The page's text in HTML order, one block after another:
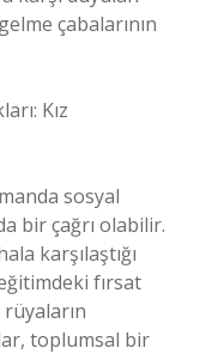
çabalarının
Kız
sosyal
bir çağrı olabilir.
karşılaştığı
fırsat
toplumsal bir